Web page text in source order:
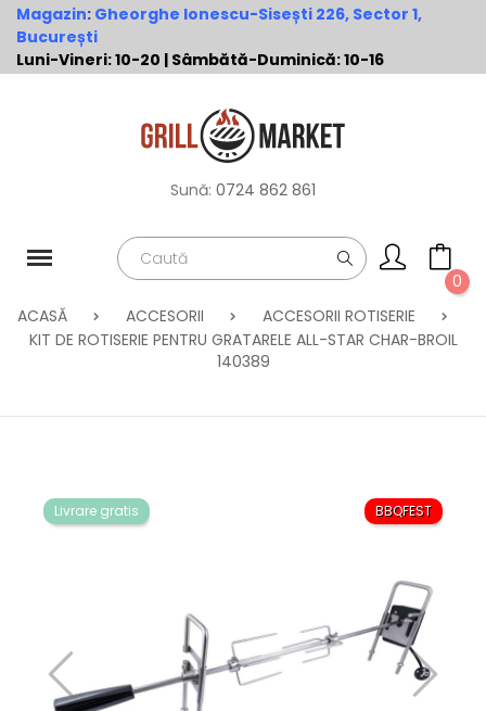
Magazin: Gheorghe Ionescu-Sisești 226, Sector 1,
București
Luni-Vineri: 10-20 | Sâmbătă-Duminică: 10-16
Sună: 0724 862 861
0
ACASĂ
ACCESORII
ACCESORII ROTISERIE
KIT DE ROTISERIE PENTRU GRATARELE ALL-STAR CHAR-BROIL
140389
BBQFEST
Livrare gratis